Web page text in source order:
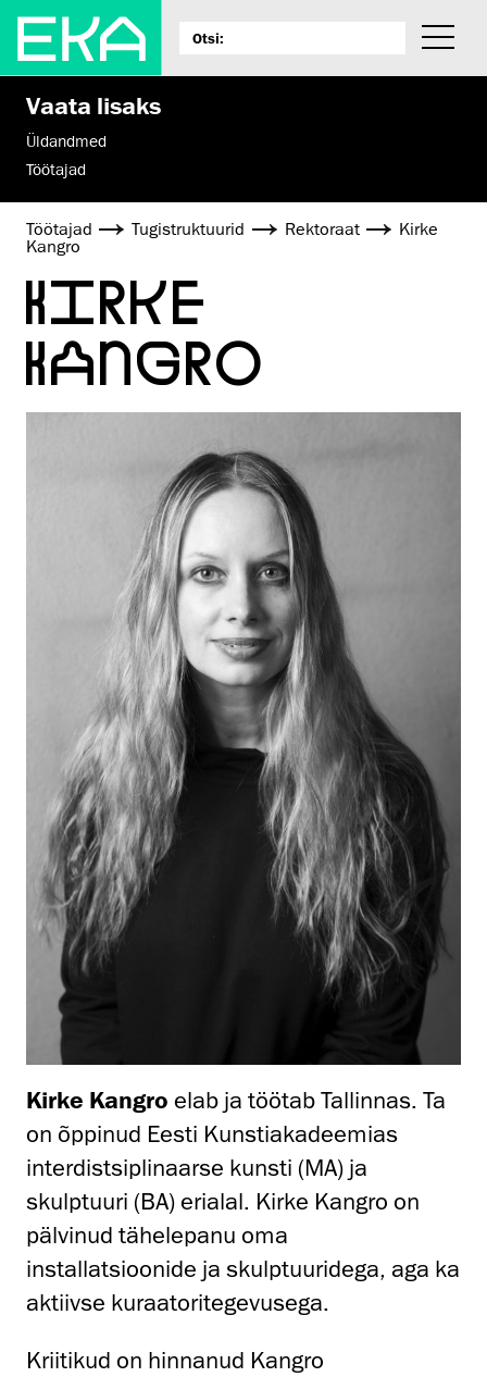
Vaata lisaks
Üldandmed
Töötajad
Töötajad Tugistruktuurid Rektoraat
Kirke
Kangro
KIRKE
KANGRO
Kirke Kangro elab ja töötab Tallinnas. Ta
on õppinud Eesti Kunstiakadeemias
interdistsiplinaarse kunsti (MA) ja
skulptuuri (BA) erialal. Kirke Kangro on
pälvinud tähelepanu oma
installatsioonide ja skulptuuridega, aga ka
aktiivse kuraatoritegevusega.
Kriitikud on hinnanud Kangro